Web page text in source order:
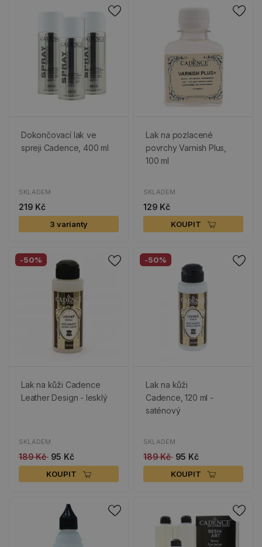
Dokončovací lak ve
spreji Cadence, 400 ml
SKLADEM
219 Kč
3 varianty
Lak na pozlacené
povrchy Varnish Plus,
100 ml
SKLADEM
129 Kč
KOUPIT
-50%
Lak na kůži Cadence
Leather Design - lesklý
SKLADEM
189 Kč 95 Kč
KOUPIT
-50%
Lak na kůži
Cadence, 120 ml -
saténový
SKLADEM
189 Kč 95 Kč
KOUPIT